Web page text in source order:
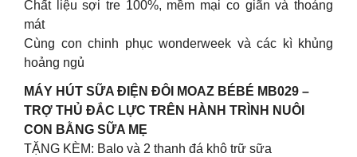
Chất liệu sợi tre 100%, mềm mại co giãn và thoáng
mát
Cùng con chinh phục wonderweek và các kì khủng
hoảng ngủ
MÁY HÚT SỮA ĐIỆN ĐÔI MOAZ BÉBÉ MB029 –
TRỢ THỦ ĐẮC LỰC TRÊN HÀNH TRÌNH NUÔI
CON BẰNG SỮA MẸ
TẶNG KÈM: Balo và 2 thanh đá khô trữ sữa